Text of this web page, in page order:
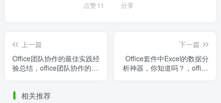
点赞11 分享
上一篇
Office团队协作的最佳实践经
验总结，office团队协作的最
下一篇
Office套件中Excel的数据分
析神器，你知道吗？，office
相关推荐